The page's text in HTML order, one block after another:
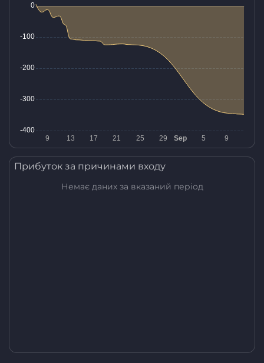
Прибуток за причинами входу
Немає даних за вказаний період